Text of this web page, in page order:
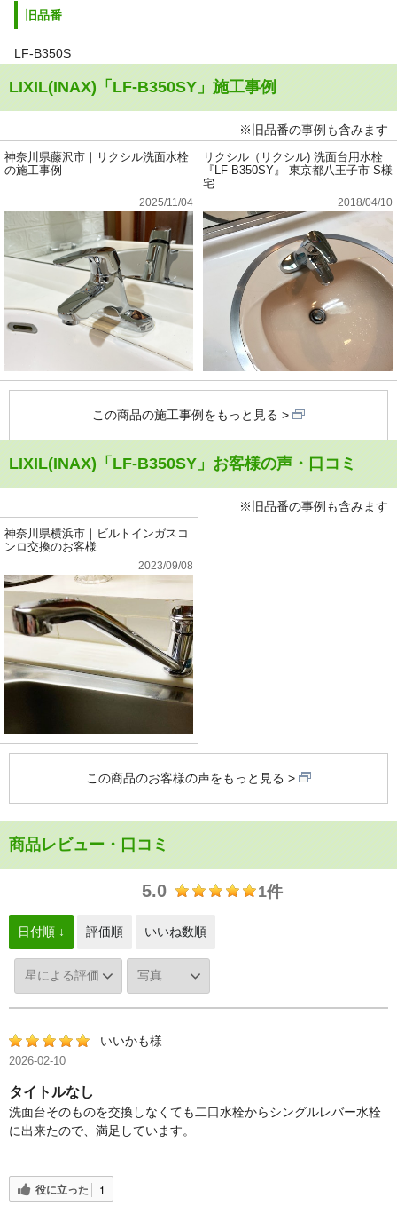
旧品番
LF-B350S
LIXIL(INAX)「LF-B350SY」施工事例
※旧品番の事例も含みます
神奈川県藤沢市｜リクシル洗面水栓
の施工事例
2025/11/04
リクシル（リクシル) 洗面台用水栓
『LF-B350SY』 東京都八王子市 S様
宅
2018/04/10
この商品の施工事例をもっと見る
LIXIL(INAX)「LF-B350SY」お客様の声・口コミ
※旧品番の事例も含みます
神奈川県横浜市｜ビルトインガスコ
ンロ交換のお客様
2023/09/08
この商品のお客様の声をもっと見る
商品レビュー・口コミ
5.0 1件
日付順 ↓ 評価順 いいね数順
いいかも様
2026-02-10
タイトルなし
洗面台そのものを交換しなくても二口水栓からシングルレバー水栓
に出来たので、満足しています。
役に立った 1